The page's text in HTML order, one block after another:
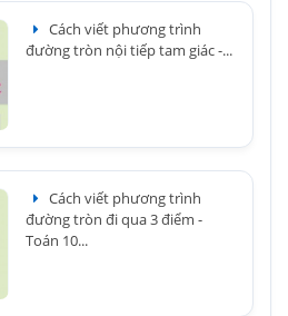
Cách viết phương trình
đường tròn nội tiếp tam giác -...
Cách viết phương trình
đường tròn đi qua 3 điểm -
Toán 10...